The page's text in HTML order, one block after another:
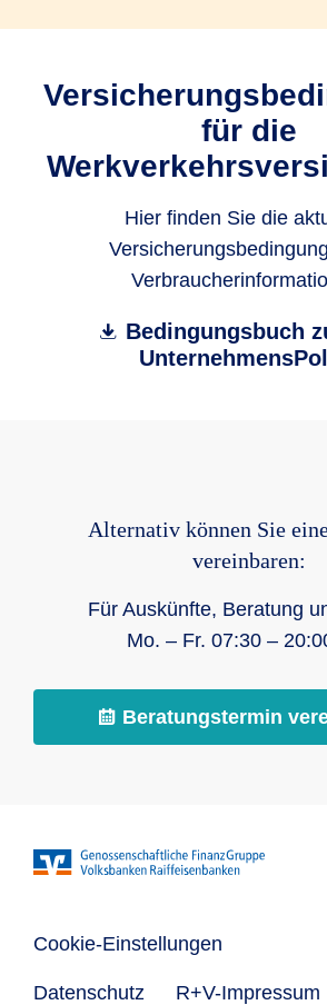
für die
Hier finden Sie die
Bedingungsbuch
Alternativ können Sie
vereinbaren:
Für Auskünfte, Beratung
Mo. – Fr. 07:30 –
Beratungstermin
Cookie-Einstellungen
Datenschutz R+V-Impressum